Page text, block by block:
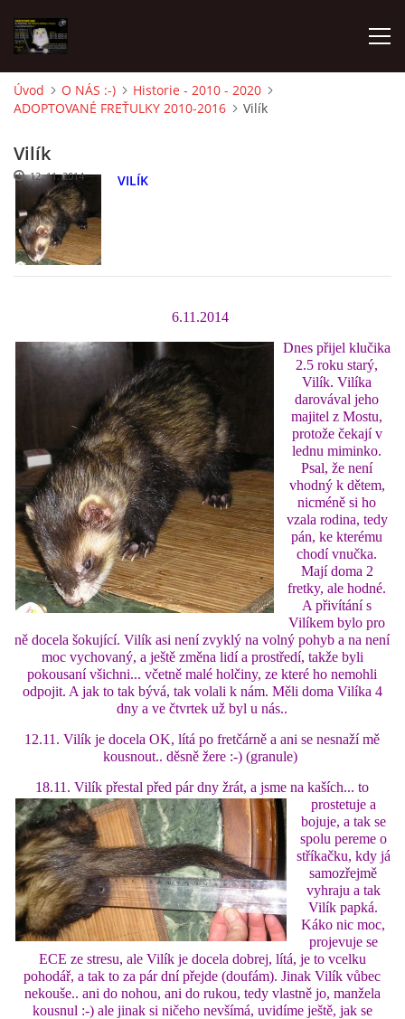
AKTUALITY
FRETKY V ÚTULKU
K ADOPCI
VIRTUÁLNÍ ADOPCE
V NOVÝCH DOMOVECH
DFD - DOMOV FRETČÍCH DŮCHODCŮ
PODMÍNKY PŘEVZETÍ FRETKY.
O FRETCE
O FRETCE
PÉČE O FRETKU
CHCI SI POŘÍDIT FRETKU
VÝCHOVA FRETKY
NEMOCI FRETEK
JAK FRETKA BYDLÍ
CESTOVÁNÍ S FRETKOU
Úvod O NÁS :-)
Historie - 2010 - 2020
ADOPTOVANÉ FREŤULKY 2010-2016
Vilík
Vilík
VILÍK
12. 11. 2014
6.11.2014
Dnes přijel klučika
2.5 roku starý,
Vilík. Vilíka
darovával jeho
majitel z Mostu,
protože čekají v
lednu miminko.
Psal, že není
vhodný k dětem,
nicméně si ho
vzala rodina, tedy
pán, ke kterému
chodí vnučka.
Mají doma 2
fretky, ale hodné.
A přivítání s
Vilíkem bylo pro
ně docela šokující. Vilík asi není zvyklý na volný pohyb a na není
moc vychovaný, a ještě změna lidí a prostředí, takže byli
pokousaní všichni... včetně malé holčiny, ze které ho nemohli
odpojit. A jak to tak bývá, tak volali k nám. Měli doma Vilíka 4
dny a ve čtvrtek už byl u nás..
12.11. Vilík je docela OK, lítá po fretčárně a ani se nesnaží mě
kousnout.. děsně žere :-) (granule)
18.11. Vilík přestal před pár dny žrát, a jsme na kaších... to
prostetuje a
bojuje, a tak se
spolu pereme o
stříkačku, kdy já
samozřejmě
vyhraju a tak
Vilík papká.
Káko nic moc,
projevuje se
ECE ze stresu, ale Vilík je docela dobrej, lítá, je to vcelku
pohodář, a tak to za pár dní přejde (doufám). Jinak Vilík vůbec
nekouše.. ani do nohou, ani do rukou, tedy vlastně jo, manžela
kousnul :-) ale jinak si ničeho nevšímá, uvidíme ještě, jak se